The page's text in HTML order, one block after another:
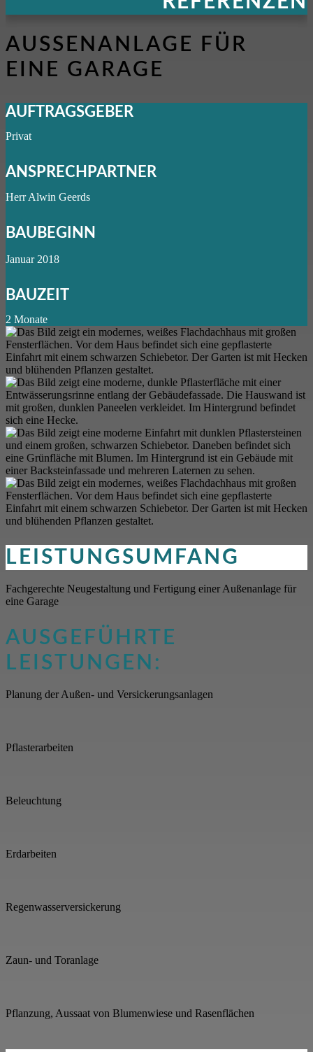
AUSSENANLAGE FÜR E
INE GARAGE
AUFTRAGSGEBER
Privat
ANSPRECHPARTNER
Herr Alwin Geerds
BAUBEGINN
Januar 2018
BAUZEIT
2 Monate
LEISTUNGSUMFANG
Fachgerechte Neugestaltung und Fertigung einer Außenanlage für
eine Garage
AUSGEFÜHRTE
LEISTUNGEN:
Planung der Außen- und Versickerungsanlagen
Pflasterarbeiten
Beleuchtung
Erdarbeiten
Regenwasserversickerung
Zaun- und Toranlage
Pflanzung, Aussaat von Blumenwiese und Rasenflächen